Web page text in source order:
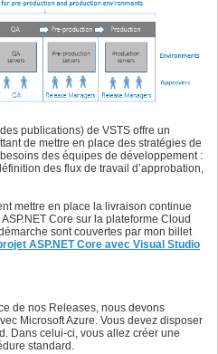
publications) de VSTS offre un
de mettre en place des stratégies de
des équipes de développement :
des flux de travail d’approbation,
mettre en place la livraison continue
Core sur la plateforme Cloud
sont couvertes par mon billet
ASP.NET Core avec Visual Studio
de nos Releases, nous devons
Microsoft Azure. Vous devez disposer
Dans celui-ci, vous allez créer une
standard.